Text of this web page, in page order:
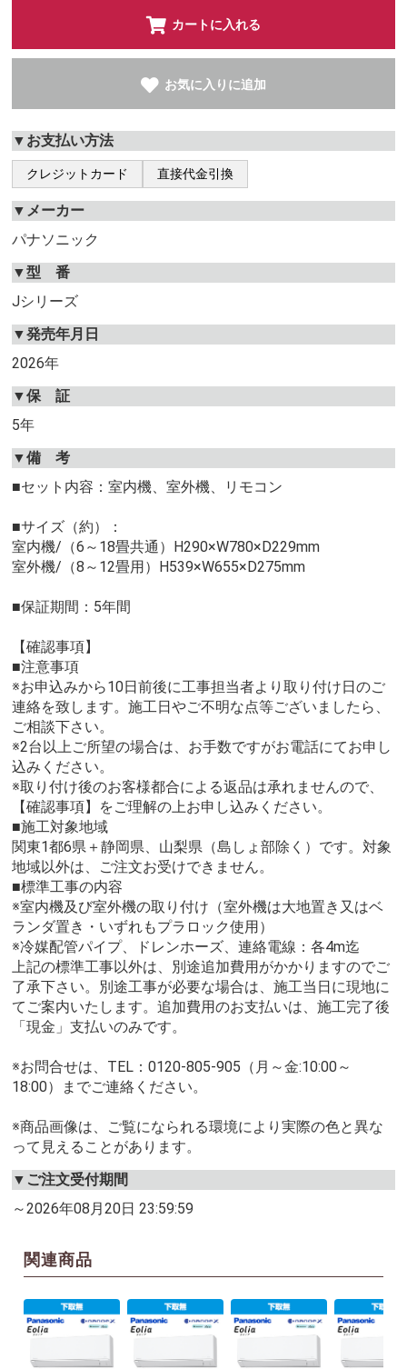
カートに入れる
お気に入りに追加
▼お支払い方法
クレジットカード 直接代金引換
▼メーカー
パナソニック
▼型 番
Jシリーズ
▼発売年月日
2026年
▼保 証
5年
▼備 考
■セット内容：室内機、室外機、リモコン
■サイズ（約）：
室内機/（6～18畳共通）H290×W780×D229mm
室外機/（8～12畳用）H539×W655×D275mm
■保証期間：5年間
【確認事項】
■注意事項
※お申込みから10日前後に工事担当者より取り付け日のご
連絡を致します。施工日やご不明な点等ございましたら、
ご相談下さい。
※2台以上ご所望の場合は、お手数ですがお電話にてお申し
込みください。
※取り付け後のお客様都合による返品は承れませんので、
【確認事項】をご理解の上お申し込みください。
■施工対象地域
関東1都6県＋静岡県、山梨県（島しょ部除く）です。対象
地域以外は、ご注文お受けできません。
■標準工事の内容
※室内機及び室外機の取り付け（室外機は大地置き又はベ
ランダ置き・いずれもプラロック使用）
※冷媒配管パイプ、ドレンホーズ、連絡電線：各4m迄
上記の標準工事以外は、別途追加費用がかかりますのでご
了承下さい。別途工事が必要な場合は、施工当日に現地に
てご案内いたします。追加費用のお支払いは、施工完了後
「現金」支払いのみです。
※お問合せは、TEL：0120-805-905（月～金:10:00～
18:00）までご連絡ください。
※商品画像は、ご覧になられる環境により実際の色と異な
って見えることがあります。
▼ご注文受付期間
～2026年08月20日 23:59:59
関連商品